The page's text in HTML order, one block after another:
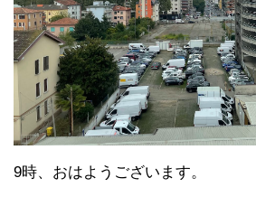
9時、おはようございます。